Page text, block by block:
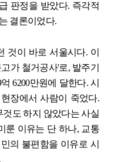
판정을 받았다. 즉각적
결론이었다.
것이 바로 서울시다. 이
가 철거공사'로, 발주기
억6200만원에 달한다. 시
장에서 사람이 죽었다.
것도 하지 않았다는 사실
룬 이유는 단 하나, 교통
의 불편함을 이유로 시